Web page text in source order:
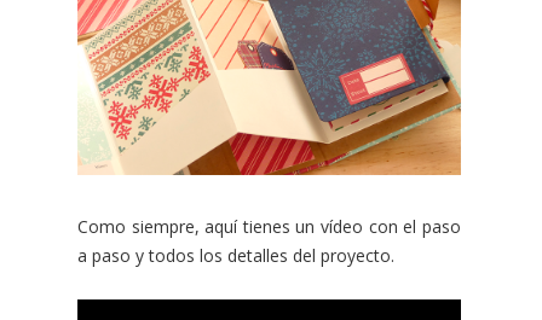
Como siempre, aquí tienes un vídeo con el paso
a paso y todos los detalles del proyecto.